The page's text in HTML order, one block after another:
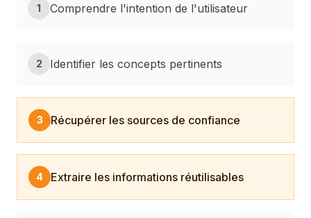
1 Comprendre l'intention de l'utilisateur
2 Identifier les concepts pertinents
3 Récupérer les sources de confiance
4 Extraire les informations réutilisables